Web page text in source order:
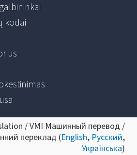
kodai
/ VMI Машинный перевод /
переклад (English, Русский,
Українська)